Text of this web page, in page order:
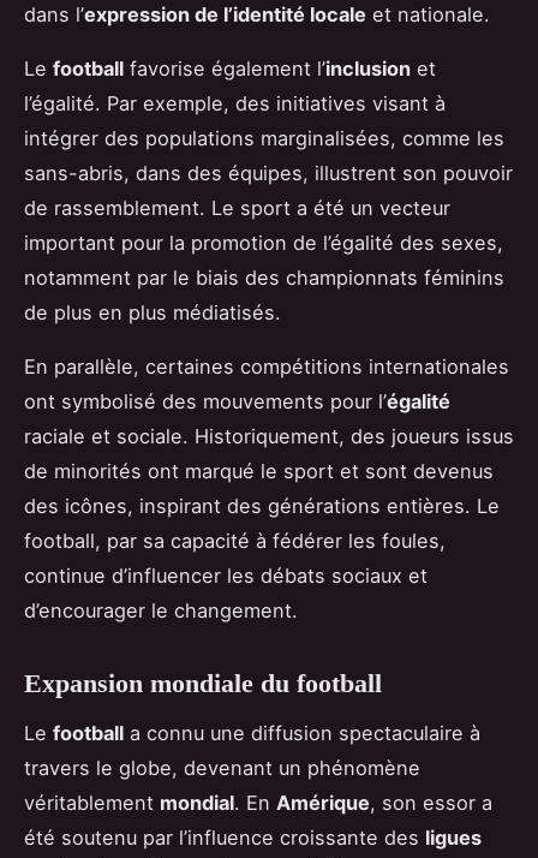
dans l’expression de l’identité locale et nationale.
Le football favorise également l’inclusion et
l’égalité. Par exemple, des initiatives visant à
intégrer des populations marginalisées, comme les
sans-abris, dans des équipes, illustrent son pouvoir
de rassemblement. Le sport a été un vecteur
important pour la promotion de l’égalité des sexes,
notamment par le biais des championnats féminins
de plus en plus médiatisés.
En parallèle, certaines compétitions internationales
ont symbolisé des mouvements pour l’égalité
raciale et sociale. Historiquement, des joueurs issus
de minorités ont marqué le sport et sont devenus
des icônes, inspirant des générations entières. Le
football, par sa capacité à fédérer les foules,
continue d’influencer les débats sociaux et
d’encourager le changement.
Expansion mondiale du football
Le football a connu une diffusion spectaculaire à
travers le globe, devenant un phénomène
véritablement mondial. En Amérique, son essor a
été soutenu par l’influence croissante des ligues